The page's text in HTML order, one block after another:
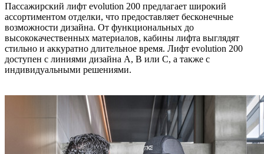
Пассажирский лифт evolution 200 предлагает широкий
ассортиментом отделки, что предоставляет бесконечные
возможности дизайна. От функциональных до
высококачественных материалов, кабины лифта выглядят
стильно и аккуратно длительное время. Лифт evolution 200
доступен с линиями дизайна A, B или C, а также с
индивидуальными решениями.